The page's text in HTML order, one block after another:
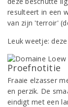
resulteert in een
van zijn 'terroir'
Leuk weetje:
Proefnotitie
Fraaie elzasser
en perzik. De
eindigt met een